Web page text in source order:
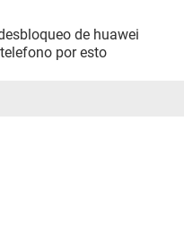
de huawei
por esto